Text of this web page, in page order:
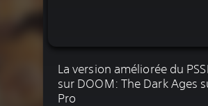
La version améliorée du
sur DOOM: The Dark Ages
Pro